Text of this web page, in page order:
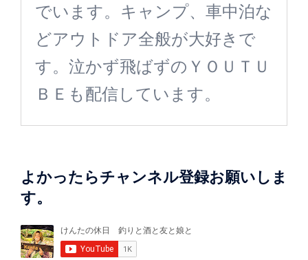
でいます。キャンプ、車中泊な
どアウトドア全般が大好きで
す。泣かず飛ばずのＹＯＵＴＵ
ＢＥも配信しています。
よかったらチャンネル登録お願いしま
す。